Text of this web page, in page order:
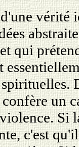
vérité
qui
un
Si
c'est